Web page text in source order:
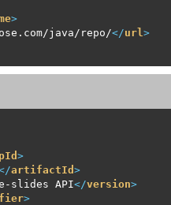
>
java/repo/</url>
>
artifactId >
slides API</version>
>